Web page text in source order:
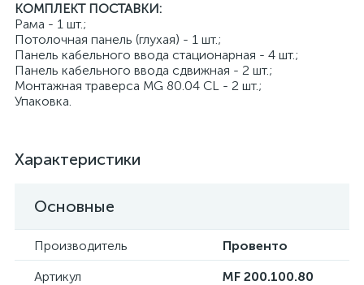
КОМПЛЕКТ ПОСТАВКИ:
Рама - 1 шт.;
Потолочная панель (глухая) - 1 шт.;
Панель кабельного ввода стационарная - 4 шт.;
Панель кабельного ввода сдвижная - 2 шт.;
Монтажная траверса MG 80.04 CL - 2 шт.;
Упаковка.
Характеристики
Основные
Производитель
Провенто
Артикул
MF 200.100.80